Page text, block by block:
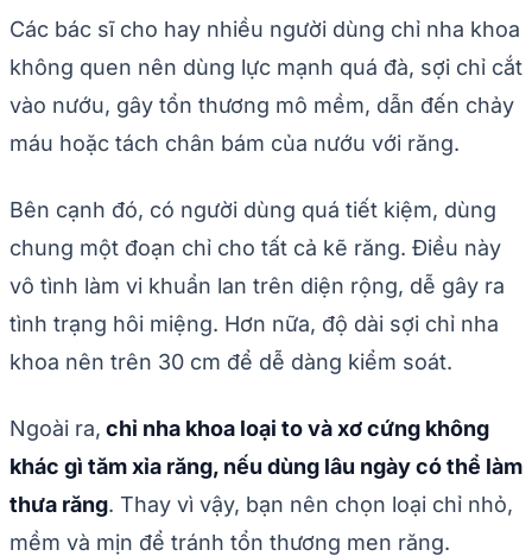
Các bác sĩ cho hay nhiều người dùng chỉ nha khoa
không quen nên dùng lực mạnh quá đà, sợi chỉ cắt
vào nướu, gây tổn thương mô mềm, dẫn đến chảy
máu hoặc tách chân bám của nướu với răng.
Bên cạnh đó, có người dùng quá tiết kiệm, dùng
chung một đoạn chỉ cho tất cả kẽ răng. Điều này
vô tình làm vi khuẩn lan trên diện rộng, dễ gây ra
tình trạng hôi miệng. Hơn nữa, độ dài sợi chỉ nha
khoa nên trên 30 cm để dễ dàng kiểm soát.
Ngoài ra, chỉ nha khoa loại to và xơ cứng không
khác gì tăm xỉa răng, nếu dùng lâu ngày có thể làm
thưa răng. Thay vì vậy, bạn nên chọn loại chỉ nhỏ,
mềm và mịn để tránh tổn thương men răng.